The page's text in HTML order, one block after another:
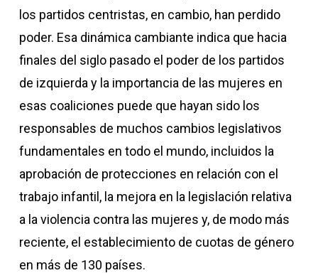
los partidos centristas, en cambio, han perdido
poder. Esa dinámica cambiante indica que hacia
finales del siglo pasado el poder de los partidos
de izquierda y la importancia de las mujeres en
esas coaliciones puede que hayan sido los
responsables de muchos cambios legislativos
fundamentales en todo el mundo, incluidos la
aprobación de protecciones en relación con el
trabajo infantil, la mejora en la legislación relativa
a la violencia contra las mujeres y, de modo más
reciente, el establecimiento de cuotas de género
en más de 130 países.